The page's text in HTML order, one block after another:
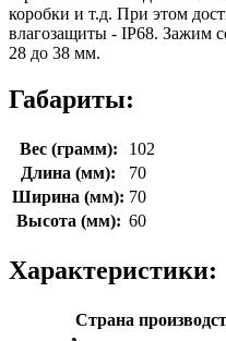
коробки и т.д. При этом
влагозащиты - IP68. Зажим
28 до 38 мм.
Габариты:
Вес (грамм):
102
Длина (мм):
70
Ширина (мм): 70
Высота (мм): 60
Характеристики:
Страна